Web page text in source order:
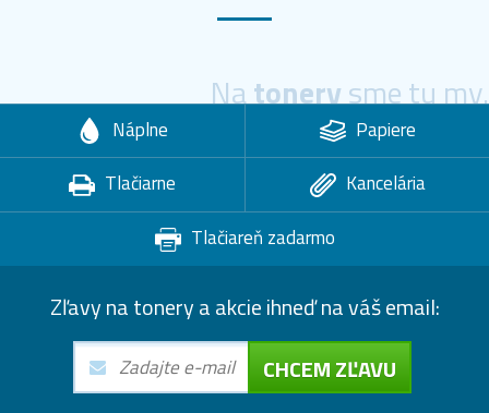
Natonerysme tu my.
Náplne
Papiere
Tlačiarne
Kancelária
Tlačiareň zadarmo
Zľavy na tonery a akcie ihneď na váš email:
CHCEM ZĽAVU